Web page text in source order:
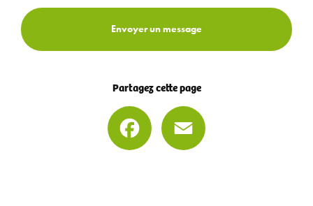
Envoyer un message
Partagez cette page
Facebook